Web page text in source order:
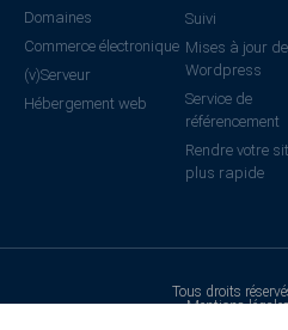
Domaines
Commerce électronique
(v)Serveur
Hébergement web
Suivi
Mises à jour de
Wordpress
Service de
référencement
Rendre votre
plus rapide
Tous droits
Mentions